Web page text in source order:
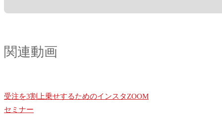
関連動画
受注を3割上乗せするためのインスタZOOM
セミナー